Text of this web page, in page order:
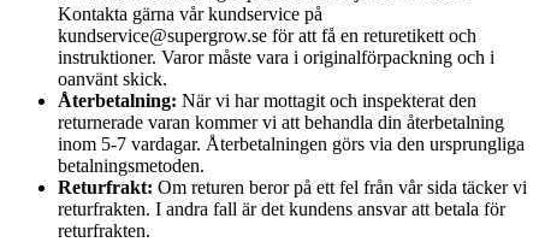
Kontakta gärna vår kundservice på
kundservice@supergrow.se för att få en returetikett och
instruktioner. Varor måste vara i originalförpackning och i
oanvänt skick.
Återbetalning: När vi har mottagit och inspekterat den
returnerade varan kommer vi att behandla din återbetalning
inom 5-7 vardagar. Återbetalningen görs via den ursprungliga
betalningsmetoden.
Returfrakt: Om returen beror på ett fel från vår sida täcker vi
returfrakten. I andra fall är det kundens ansvar att betala för
returfrakten.